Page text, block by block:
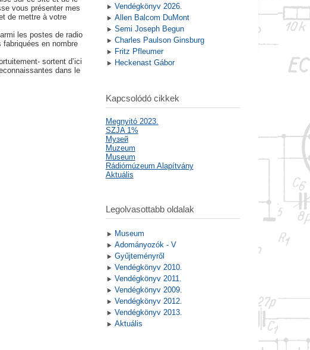
vous présenter mes
de mettre à votre
les postes de radio
fabriquées en nombre
sortent d’ici
dans le
Vendégkönyv 2026.
Allen Balcom DuMont
Semi Joseph Begun
Charles Paulson Ginsburg
Fritz Pfleumer
Heckenast Gábor
Kapcsolódó cikkek
Megnyitó 2023.
SZJA 1%
Mузей
Muzeum
Museum
Rádiómúzeum Alapítvány
Aktuális
Legolvasottabb oldalak
Museum
Adományozók - V
Gyűjteményről
Vendégkönyv 2010.
Vendégkönyv 2011.
Vendégkönyv 2009.
Vendégkönyv 2012.
Vendégkönyv 2013.
Aktuális